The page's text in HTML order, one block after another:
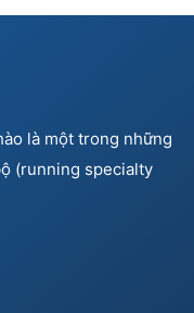
là một trong những
(running specialty